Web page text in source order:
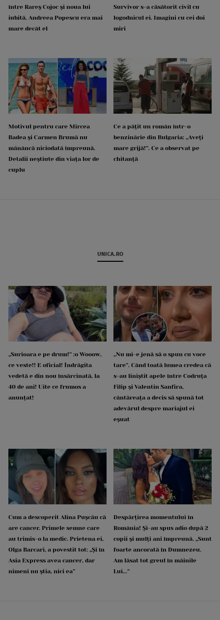
între Rareș Cojoc și noua lui
iubită. Andreea Popescu era mai
mare decât el
Survivor s-a căsătorit civil cu
logodnicul ei. Imagini cu cei doi
miri
Motivul pentru care Mircea
Badea și Carmen Brumă nu
mănâncă niciodată împreună.
Detalii neștiute din viața lor de
cuplu
Ce a pățit un român într-o
benzinărie din Bulgaria: „Aveți
mare grijă!”. Ce a observat pe
chitanță
UNICA.RO
„Surioara e pe drum!” :o Wooow,
ce veste!! E oficial! Îndrăgita
vedetă e din nou însărcinată, la
40 de ani! Uite ce frumos a
anunțat!
„Nu mi-e jenă să o spun cu voce
tare”. Când toată lumea credea că
s-au liniștit apele între Codruța
Filip și Valentin Sanfira,
cântăreața a decis să spună tot
adevărul despre mariajul ei
eșuat
Cum a descoperit Alina Pușcău că
are cancer. Primele semne care
au trimis-o la medic. Prietena ei,
Olga Barcari, a povestit tot: „Și în
Asia Express avea cancer, dar
nimeni nu știa, nici ea”
Despărțirea momentului în
România! Și-au spus adio după 2
copii și mulți ani împreună. „Sunt
foarte ancorată în Dumnezeu.
Am lăsat tot greul în mâinile
Lui...”